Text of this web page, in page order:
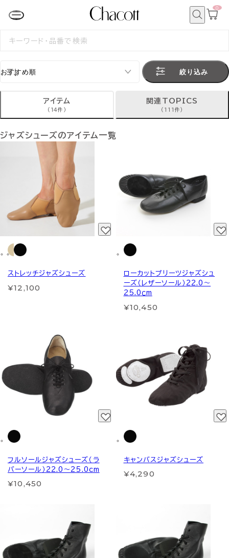
カ
0
検
絞り込み
アイテム
(14件)
関連TOPICS
(111件)
ジャズシューズのアイテム一覧
ストレッチジャズシューズ
¥12,100
ローカットプリーツジャズシュ
ーズ（レザーソール）22.0～
25.0ｃm
¥10,450
フルソールジャズシューズ（ラ
バーソール）22.0～25.0cm
¥10,450
キャンバスジャズシューズ
¥4,290